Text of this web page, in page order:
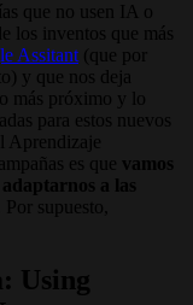
que no usen IA o
los inventos que más
Assitant (que por
y que nos deja
más próximo y lo
para estos nuevos
Aprendizaje
es que vamos
a las
. Por supuesto,
Using